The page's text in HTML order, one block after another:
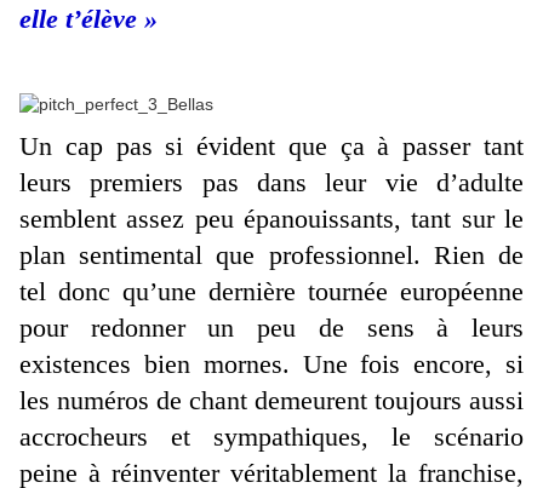
elle t’élève »
Un cap pas si évident que ça à passer tant
leurs premiers pas dans leur vie d’adulte
semblent assez peu épanouissants, tant sur le
plan sentimental que professionnel. Rien de
tel donc qu’une dernière tournée européenne
pour redonner un peu de sens à leurs
existences bien mornes. Une fois encore, si
les numéros de chant demeurent toujours aussi
accrocheurs et sympathiques, le scénario
peine à réinventer véritablement la franchise,